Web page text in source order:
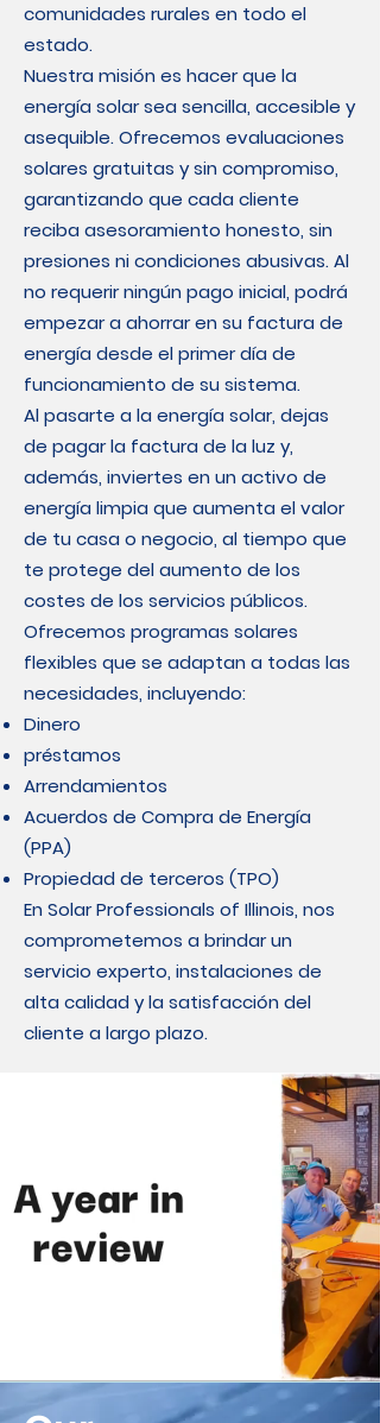
comunidades rurales en todo el
estado.
Nuestra misión es hacer que la
energía solar sea sencilla, accesible y
asequible. Ofrecemos evaluaciones
solares gratuitas y sin compromiso,
garantizando que cada cliente
reciba asesoramiento honesto, sin
presiones ni condiciones abusivas. Al
no requerir ningún pago inicial, podrá
empezar a ahorrar en su factura de
energía desde el primer día de
funcionamiento de su sistema.
Al pasarte a la energía solar, dejas
de pagar la factura de la luz y,
además, inviertes en un activo de
energía limpia que aumenta el valor
de tu casa o negocio, al tiempo que
te protege del aumento de los
costes de los servicios públicos.
Ofrecemos programas solares
flexibles que se adaptan a todas las
necesidades, incluyendo:
Dinero
préstamos
Arrendamientos
Acuerdos de Compra de Energía
(PPA)
Propiedad de terceros (TPO)
En Solar Professionals of Illinois, nos
comprometemos a brindar un
servicio experto, instalaciones de
alta calidad y la satisfacción del
cliente a largo plazo.